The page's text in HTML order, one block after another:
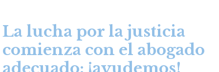
La lucha por la justicia
comienza con el abogado
adecuado: ¡ayudemos!